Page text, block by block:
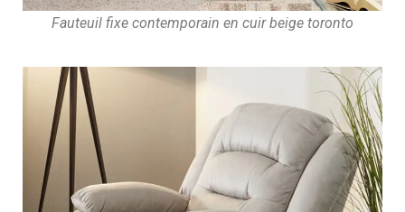
Fauteuil fixe contemporain en cuir beige toronto